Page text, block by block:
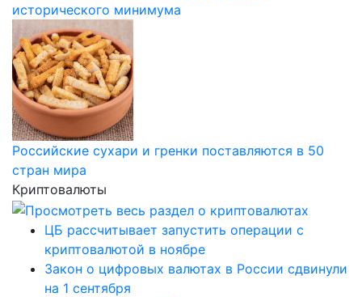
исторического минимума
Российские сухари и гренки поставляются в 50
стран мира
Криптовалюты
ЦБ рассчитывает запустить операции с
криптовалютой в ноябре
Закон о цифровых валютах в России сдвинули
на 1 сентября